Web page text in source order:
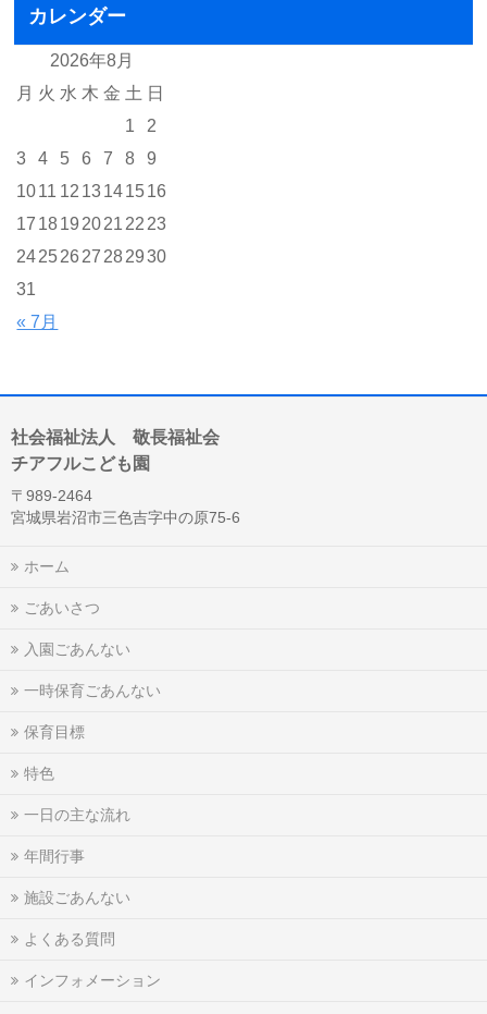
カレンダー
2026年8月
月 火 水 木 金 土 日
« 7月
1
2
3
4 5 6 7 8
9
1011 12 13141516
17 1819 2021 22 23
242526 27 2829 30
31
社会福祉法人 敬長福祉会
チアフルこども園
〒989-2464
宮城県岩沼市三色吉字中の原75-6
ホーム
ごあいさつ
入園ごあんない
一時保育ごあんない
保育目標
特色
一日の主な流れ
年間行事
施設ごあんない
よくある質問
インフォメーション